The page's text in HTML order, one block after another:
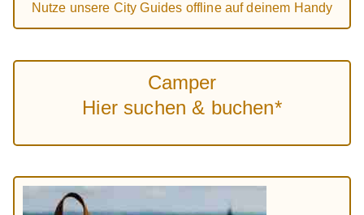
Nutze unsere City Guides offline auf deinem Handy
Camper
Hier suchen & buchen*